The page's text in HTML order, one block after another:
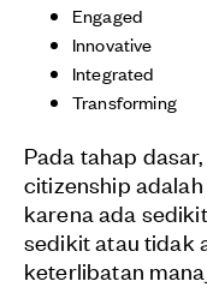
Engaged
Innovative
Integrated
Transforming
Pada tahap
citizenship
karena ada
sedikit atau tidak
keterlibatan